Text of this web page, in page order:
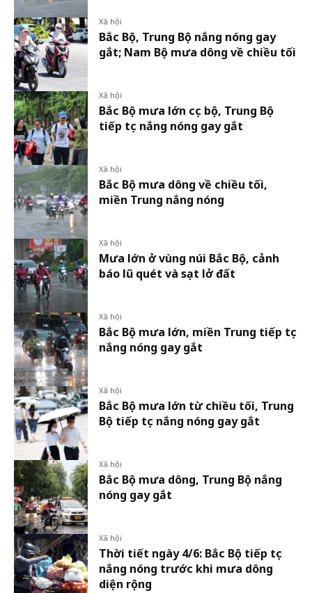
Xã hội
Bắc Bộ, Trung Bộ nắng nóng gay
gắt; Nam Bộ mưa dông về chiều tối
Xã hội
Bắc Bộ mưa lớn cục bộ, Trung Bộ
tiếp tục nắng nóng gay gắt
Xã hội
Bắc Bộ mưa dông về chiều tối,
miền Trung nắng nóng
Xã hội
Mưa lớn ở vùng núi Bắc Bộ, cảnh
báo lũ quét và sạt lở đất
Xã hội
Bắc Bộ mưa lớn, miền Trung tiếp tục
nắng nóng gay gắt
Xã hội
Bắc Bộ mưa lớn từ chiều tối, Trung
Bộ tiếp tục nắng nóng gay gắt
Xã hội
Bắc Bộ mưa dông, Trung Bộ nắng
nóng gay gắt
Xã hội
Thời tiết ngày 4/6: Bắc Bộ tiếp tục
nắng nóng trước khi mưa dông
diện rộng